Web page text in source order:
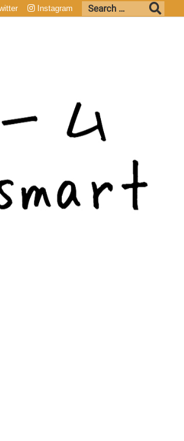
Instagram